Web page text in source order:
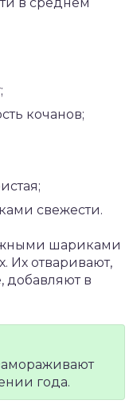
кочанов;
свежести.
шариками
Их отваривают,
добавляют в
года.